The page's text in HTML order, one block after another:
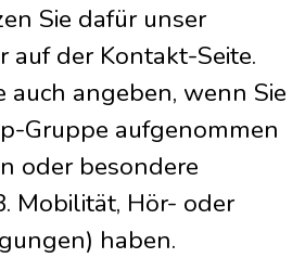
Sie dafür unser
auf der Kontakt-Seite.
auch angeben, wenn Sie
Gruppe aufgenommen
oder besondere
Mobilität, Hör- oder
haben.